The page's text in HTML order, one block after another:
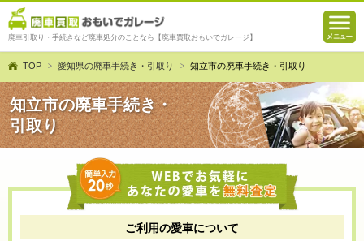
廃車引取り・手続きなど廃車処分のことなら【廃車買取おもいでガレージ】
TOP 愛知県の廃車手続き・引取り 知立市の廃車手続き・引取り
知立市の廃車手続き・
引取り
ご利用の愛車について